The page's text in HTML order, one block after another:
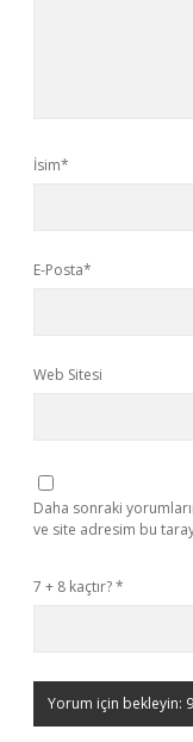
İsim*
E-Posta*
Web Sitesi
Daha sonraki
ve site adresim bu
7 + 8 kaçtır?*